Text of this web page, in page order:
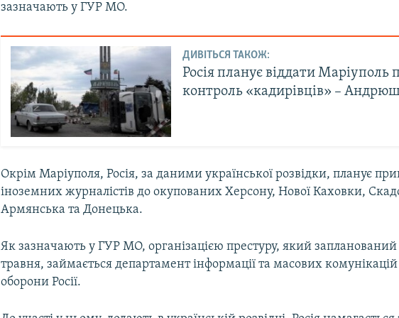
зазначають у ГУР МО.
ДИВІТЬСЯ ТАКОЖ:
Росія планує віддати Маріуполь
контроль «кадирівців» –
Окрім Маріуполя, Росія, за даними української розвідки, планує
іноземних журналістів до окупованих Херсону, Нової Каховки,
Армянська та Донецька.
Як зазначають у ГУР МО, організацією престуру, який запланований
травня, займається департамент інформації та масових комунікацій
оборони Росії.